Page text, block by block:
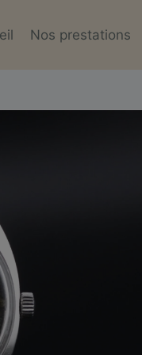
Nos prestations